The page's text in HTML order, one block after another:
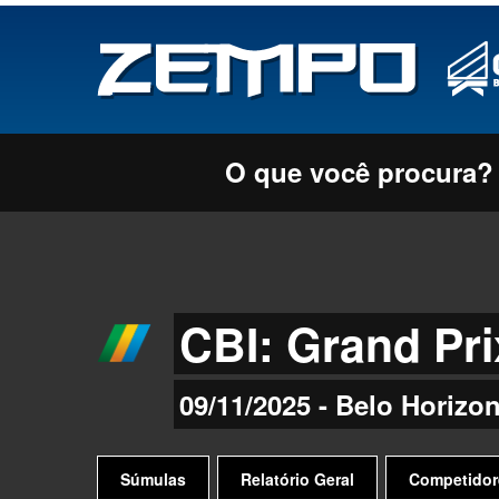
O que você procura?
CBI: Grand
09/11/2025 - Belo
Súmulas Relatório Geral